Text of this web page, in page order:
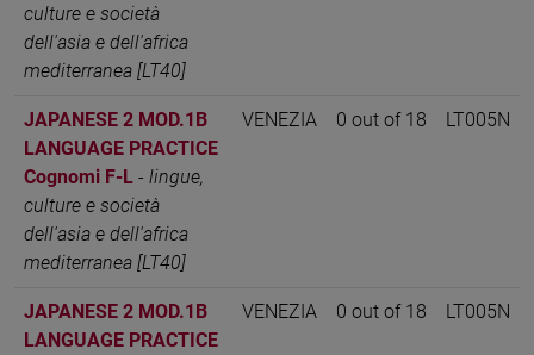
culture e società
dell'asia e dell'africa
mediterranea [LT40]
JAPANESE 2 MOD.1B
LANGUAGE PRACTICE
Cognomi F-L - lingue,
culture e società
dell'asia e dell'africa
mediterranea [LT40]
VENEZIA 0 out of 18 LT005N
JAPANESE 2 MOD.1B
LANGUAGE PRACTICE
VENEZIA 0 out of 18 LT005N